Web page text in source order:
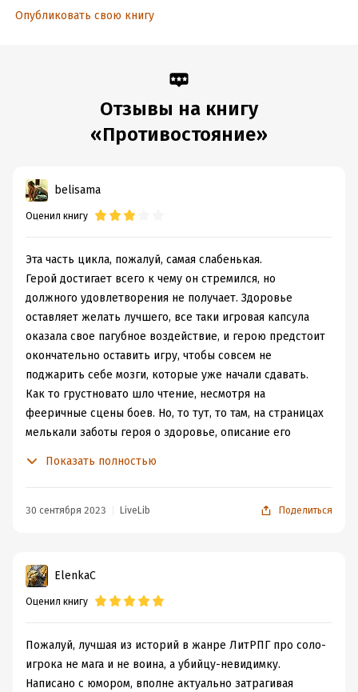
Объем:438953
Опубликовать свою книгу
Отзывы на книгу
«Противостояние»
belisama
Оценил книгу
Эта часть цикла, пожалуй, самая слабенькая.
Герой достигает всего к чему он стремился, но
должного удовлетворения не получает. Здоровье
оставляет желать лучшего, все таки игровая капсула
оказала свое пагубное воздействие, и герою предстоит
окончательно оставить игру, чтобы совсем не
поджарить себе мозги, которые уже начали сдавать.
Как то грустновато шло чтение, несмотря на
фееричные сцены боев. Но, то тут, то там, на страницах
мелькали заботы героя о здоровье, описание его
Наверное и сам автор, пришёл к выводу, что многовато
отдохнувшим, могущественным и еще более опасным,
но это не сыграло никакой роли. Впечатление от
прочитанного было уже испорчено.
Землях заслуживают твердой четверки и могут быть по
достоинству оценены любителями ЛитРПГ.
Показать полностью
30 сентября 2023 LiveLib Поделиться
ElenkaC
Оценил книгу
Пожалуй, лучшая из историй в жанре ЛитРПГ про соло-
игрока не мага и не воина, а убийцу-невидимку.
Написано с юмором, вполне актуально затрагивая